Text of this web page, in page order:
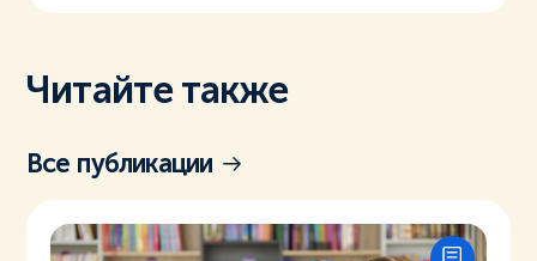
Читайте также
Все публикации